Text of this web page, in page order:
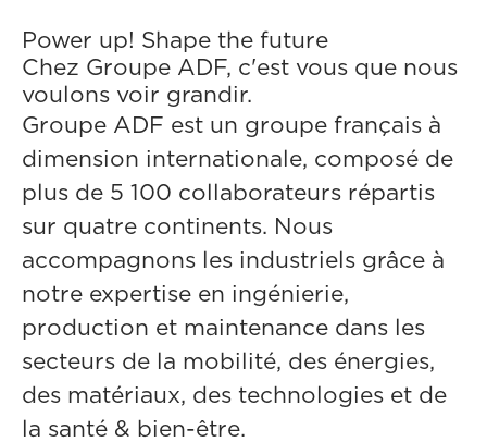
Power up! Shape the future
Chez Groupe ADF, c'est vous que nous
voulons voir grandir.
Groupe ADF est un groupe français à
dimension internationale, composé de
plus de 5 100 collaborateurs répartis
sur quatre continents. Nous
accompagnons les industriels grâce à
notre expertise en ingénierie,
production et maintenance dans les
secteurs de la mobilité, des énergies,
des matériaux, des technologies et de
la santé & bien-être.